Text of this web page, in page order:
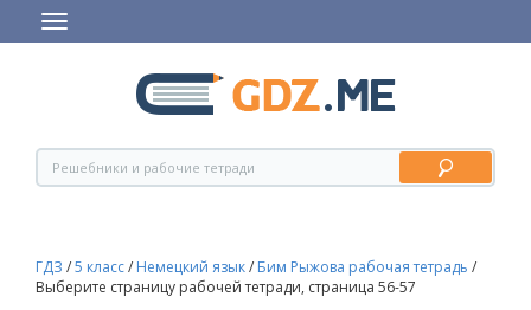
ГДЗ /5 класс/ Немецкий язык/ Бим Рыжова рабочая тетрадь /
Выберите страницу рабочей тетради, страница 56-57